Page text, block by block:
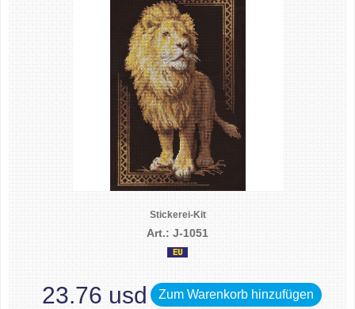
Stickerei-Kit
Art.: J-1051
23.76 usd Zum Warenkorb hinzufügen